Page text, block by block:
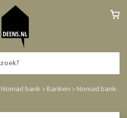
Nomad bank >Banken >Nomad bank: